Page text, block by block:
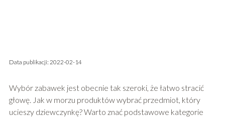
Data publikacji: 2022-02-14
Wybór zabawek jest obecnie tak szeroki, że łatwo stracić
głowę. Jak w morzu produktów wybrać przedmiot, który
ucieszy dziewczynkę? Warto znać podstawowe kategorie